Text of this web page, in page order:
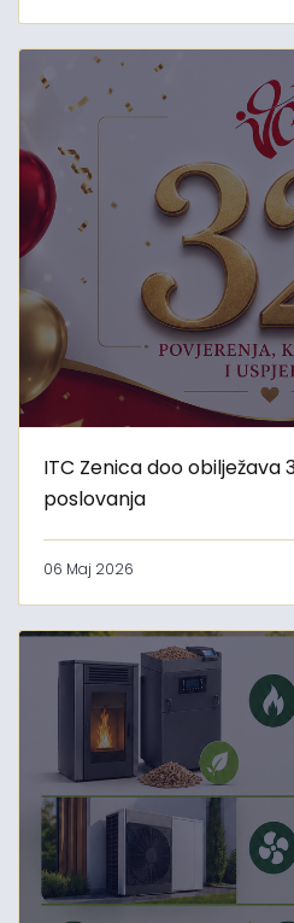
ITC Zenica doo obilježava
poslovanja
06 Maj 2026